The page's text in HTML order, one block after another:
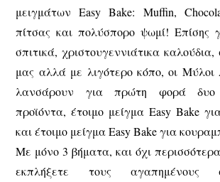
μειγμάτων Easy Bake: Muffin,
πίτσας και πολύσπορο ψωμί! Επίσης
σπιτικά, χριστουγεννιάτικα
μας αλλά με λιγότερο κόπο, οι Μύλοι
λανσάρουν για πρώτη φορά δυο
προϊόντα, έτοιμο μείγμα Easy Bake
και έτοιμο μείγμα Easy Bake για
Με μόνο 3 βήματα, και όχι
εκπλήξετε τους